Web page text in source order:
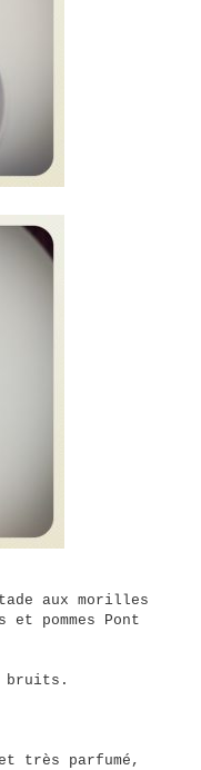
aux morilles
pommes Pont
bruits.
très parfumé,